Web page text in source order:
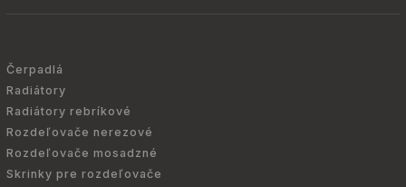
Čerpadlá
Radiátory
Radiátory rebríkové
Rozdeľovače nerezové
Rozdeľovače mosadzné
Skrinky pre rozdeľovače